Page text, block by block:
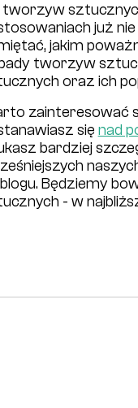
tworzyw
już
jakim
tworzyw
oraz ich
zainteresować
się nad
bardziej
Będziemy
- w